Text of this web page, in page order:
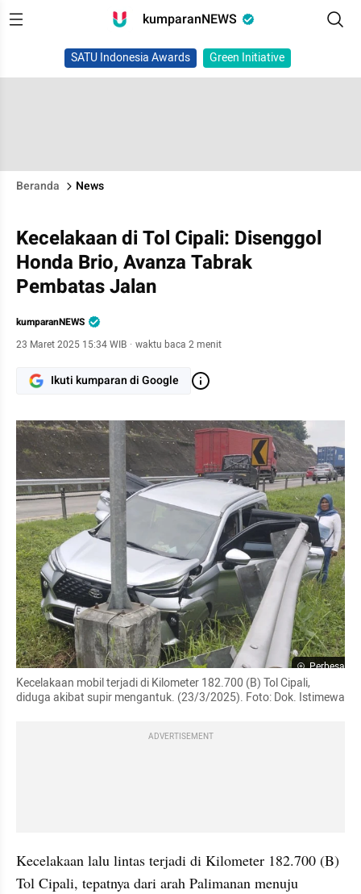
kumparanNEWS
SATU Indonesia Awards Green Initiative
Beranda News
Kecelakaan di Tol Cipali: Disenggol
Honda Brio, Avanza Tabrak
Pembatas Jalan
kumparanNEWS
23 Maret 2025 15:34 WIB · waktu baca 2 menit
Ikuti kumparan di Google
Perbesar
Kecelakaan mobil terjadi di Kilometer 182.700 (B) Tol Cipali,
diduga akibat supir mengantuk. (23/3/2025). Foto: Dok. Istimewa
ADVERTISEMENT
Kecelakaan lalu lintas terjadi di Kilometer 182.700 (B)
Tol Cipali, tepatnya dari arah Palimanan menuju